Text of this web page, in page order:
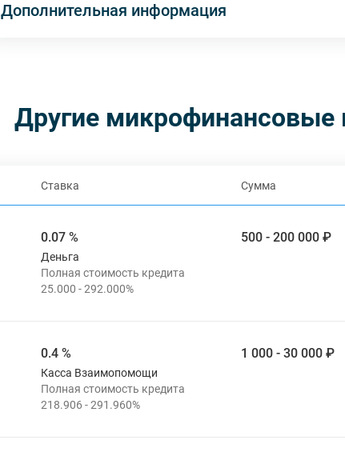
Дополнительная информация
Другие
Ставка Сумма
0.07 %
Деньга
500 - 200 000 ₽
0.4 %
Касса Взаимопомощи
1 000 - 30 000 ₽